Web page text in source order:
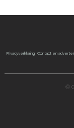
Privacyverklaring |Contact en
©